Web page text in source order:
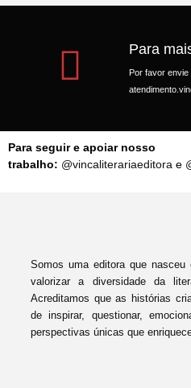
Para
Por favor envie
Para seguir e apoiar nosso
trabalho: @vincaliterariaeditora e
Somos uma editora que
valorizar a diversidade da
Acreditamos que as histórias
de inspirar, questionar,
perspectivas únicas que